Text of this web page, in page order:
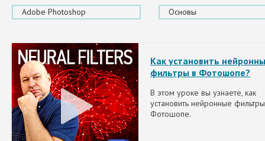
Adobe Photoshop Основы
Как установить
фильтры в Фотошопе?
В этом уроке вы узнаете, как
установить нейронные
Фотошопе.